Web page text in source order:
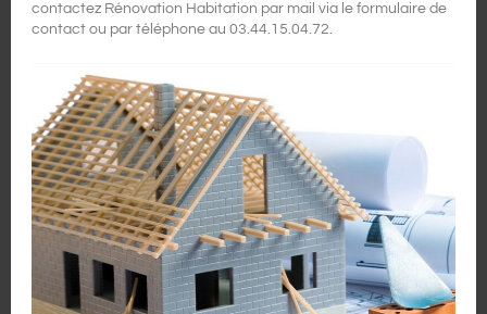
contactez Rénovation Habitation par mail via le formulaire de
contact ou par téléphone au 03.44.15.04.72.